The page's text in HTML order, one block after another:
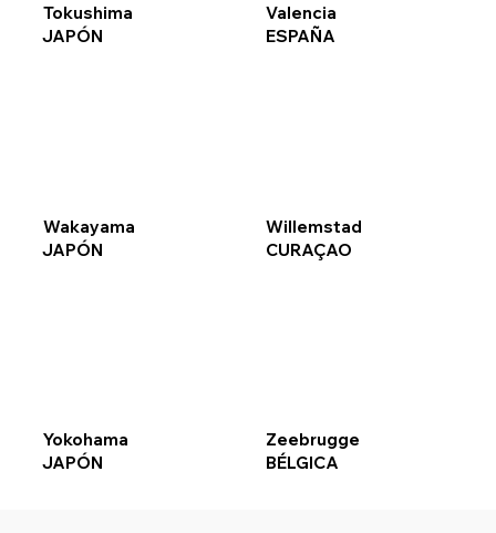
Tokushima
JAPÓN
Valencia
ESPAÑA
Wakayama
JAPÓN
Willemstad
CURAÇAO
Yokohama
JAPÓN
Zeebrugge
BÉLGICA